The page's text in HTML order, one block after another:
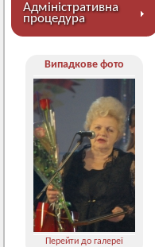
Адміністративна
процедура
Випадкове фото
Перейти до галереї